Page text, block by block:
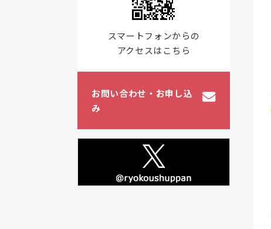
スマートフォンからの
アクセスはこちら
お問い合わせ・お申し込
み